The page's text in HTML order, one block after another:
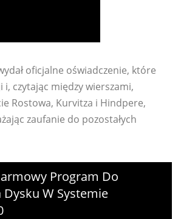
oficjalne oświadczenie, które
czytając między wierszami,
Rostowa, Kurvitza i Hindpere,
zaufanie do pozostałych
Program Do
Dysku W Systemie